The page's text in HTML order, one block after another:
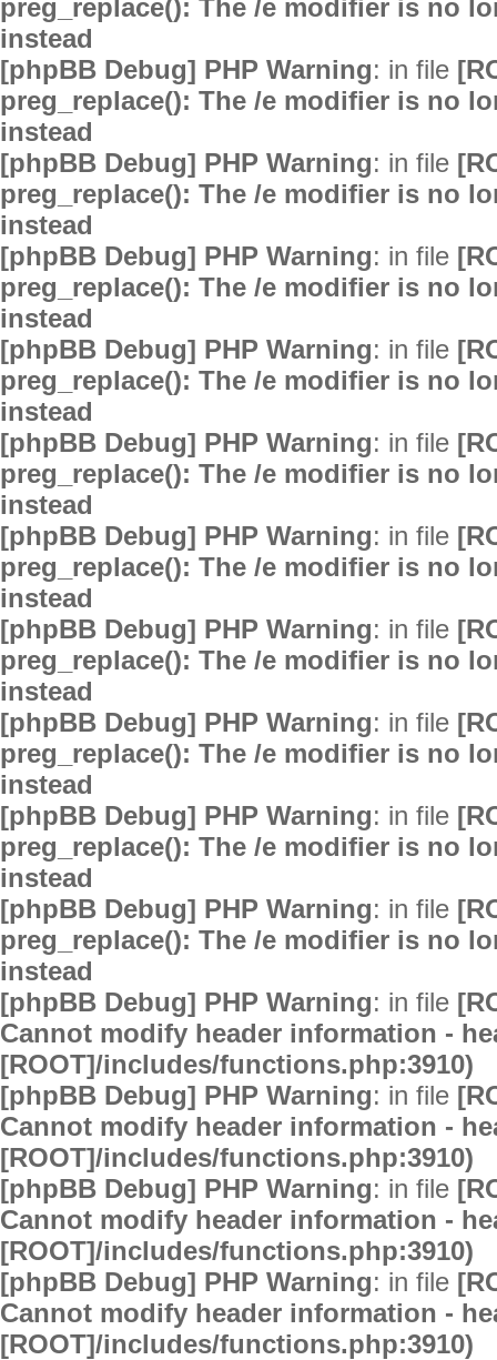
preg_replace(): The /e modifier is no
instead
[phpBB Debug] PHP Warning: in file
preg_replace(): The /e modifier is no
instead
[phpBB Debug] PHP Warning: in file
preg_replace(): The /e modifier is no
instead
[phpBB Debug] PHP Warning: in file
preg_replace(): The /e modifier is no
instead
[phpBB Debug] PHP Warning: in file
preg_replace(): The /e modifier is no
instead
[phpBB Debug] PHP Warning: in file
preg_replace(): The /e modifier is no
instead
[phpBB Debug] PHP Warning: in file
preg_replace(): The /e modifier is no
instead
[phpBB Debug] PHP Warning: in file
preg_replace(): The /e modifier is no
instead
[phpBB Debug] PHP Warning: in file
preg_replace(): The /e modifier is no
instead
[phpBB Debug] PHP Warning: in file
preg_replace(): The /e modifier is no
instead
[phpBB Debug] PHP Warning: in file
preg_replace(): The /e modifier is no
instead
[phpBB Debug] PHP Warning: in file
Cannot modify header information -
[ROOT]/includes/functions.php:3910)
[phpBB Debug] PHP Warning: in file
Cannot modify header information -
[ROOT]/includes/functions.php:3910)
[phpBB Debug] PHP Warning: in file
Cannot modify header information -
[ROOT]/includes/functions.php:3910)
[phpBB Debug] PHP Warning: in file
Cannot modify header information -
[ROOT]/includes/functions.php:3910)